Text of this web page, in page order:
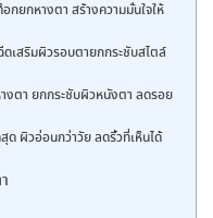
ยกหางตา สร้างความมั่นใจให้
เสริมผิวรอบตายกกระชับสไตล์
ตา ยกกระชับผิวหนังตา ลดรอย
ด ผิวอ่อนกว่าวัย ลดริ้วที่เห็นได้